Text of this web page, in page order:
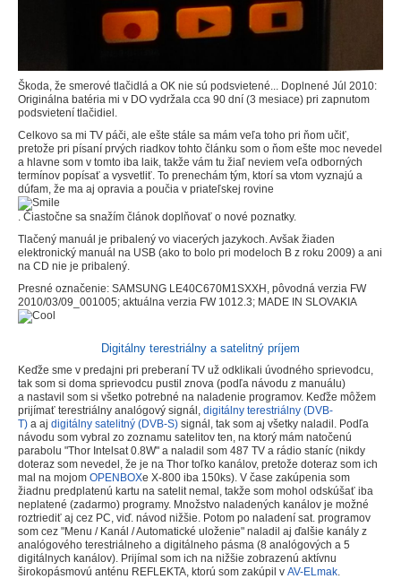
Škoda, že smerové tlačidlá a OK nie sú podsvietené... Doplnené Júl 2010:
Originálna batéria mi v DO vydržala cca 90 dní (3 mesiace) pri zapnutom
podsvietení tlačidiel.
Celkovo sa mi TV páči, ale ešte stále sa mám veľa toho pri ňom učiť,
pretože pri písaní prvých riadkov tohto článku som o ňom ešte moc nevedel
a hlavne som v tomto iba laik, takže vám tu žiaľ neviem veľa odborných
termínov popísať a vysvetliť. To prenechám tým, ktorí sa vtom vyznajú a
dúfam, že ma aj opravia a poučia v priateľskej rovine
. Čiastočne sa snažím článok doplňovať o nové poznatky.
Tlačený manuál je pribalený vo viacerých jazykoch. Avšak žiaden
elektronický manuál na USB (ako to bolo pri modeloch B z roku 2009) a ani
na CD nie je pribalený.
Presné označenie: SAMSUNG LE40C670M1SXXH, pôvodná verzia FW
2010/03/09_001005; aktuálna verzia FW 1012.3; MADE IN SLOVAKIA
Digitálny terestriálny a satelitný príjem
Keďže sme v predajni pri preberaní TV už odklikali úvodného sprievodcu,
tak som si doma sprievodcu pustil znova (podľa návodu z manuálu)
a nastavil som si všetko potrebné na naladenie programov. Keďže môžem
prijímať terestriálny analógový signál, digitálny terestriálny (DVB-
T) a aj digitálny satelitný (DVB-S) signál, tak som aj všetky naladil. Podľa
návodu som vybral zo zoznamu satelitov ten, na ktorý mám natočenú
parabolu "Thor Intelsat 0.8W" a naladil som 487 TV a rádio staníc (nikdy
doteraz som nevedel, že je na Thor toľko kanálov, pretože doteraz som ich
mal na mojom OPENBOXe X-800 iba 150ks). V čase zakúpenia som
žiadnu predplatenú kartu na satelit nemal, takže som mohol odskúšať iba
neplatené (zadarmo) programy. Množstvo naladených kanálov je možné
roztriediť aj cez PC, viď. návod nižšie. Potom po naladení sat. programov
som cez "Menu / Kanál / Automatické uloženie" naladil aj ďalšie kanály z
analógového terestriálneho a digitálneho pásma (8 analógových a 5
digitálnych kanálov). Prijímal som ich na nižšie zobrazenú aktívnu
širokopásmovú anténu REFLEKTA, ktorú som zakúpil v AV-ELmak